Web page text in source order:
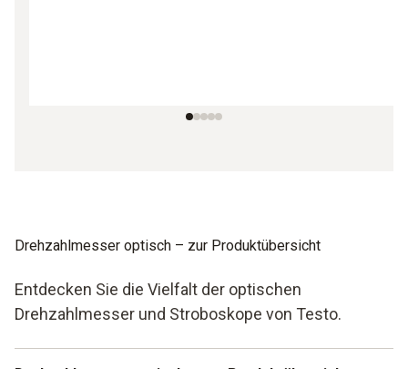
Drehzahlmesser optisch – zur Produktübersicht
Entdecken Sie die Vielfalt der optischen
Drehzahlmesser und Stroboskope von Testo.